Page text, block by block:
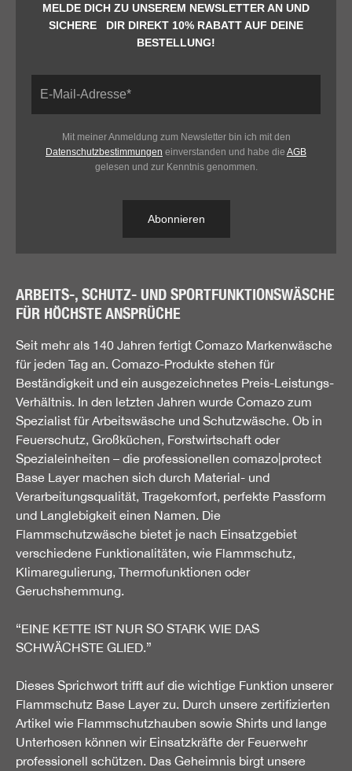
MELDE DICH ZU UNSEREM NEWSLETTER AN UND
SICHERE DIR DIREKT 10% RABATT AUF DEINE
BESTELLUNG!
Mit meiner Anmeldung zum Newsletter bin ich mit den
Datenschutzbestimmungen einverstanden und habe die AGB
gelesen und zur Kenntnis genommen.
Abonnieren
ARBEITS-, SCHUTZ- UND SPORTFUNKTIONSWÄSCHE
FÜR HÖCHSTE ANSPRÜCHE
Seit mehr als 140 Jahren fertigt Comazo Markenwäsche
für jeden Tag an. Comazo-Produkte stehen für
Beständigkeit und ein ausgezeichnetes Preis-Leistungs-
Verhältnis. In den letzten Jahren wurde Comazo zum
Spezialist für Arbeitswäsche und Schutzwäsche. Ob in
Feuerschutz, Großküchen, Forstwirtschaft oder
Spezialeinheiten – die professionellen comazo|protect
Base Layer machen sich durch Material- und
Verarbeitungsqualität, Tragekomfort, perfekte Passform
und Langlebigkeit einen Namen. Die
Flammschutzwäsche bietet je nach Einsatzgebiet
verschiedene Funktionalitäten, wie Flammschutz,
Klimaregulierung, Thermofunktionen oder
Geruchshemmung.
“EINE KETTE IST NUR SO STARK WIE DAS
SCHWÄCHSTE GLIED.”
Dieses Sprichwort trifft auf die wichtige Funktion unserer
Flammschutz Base Layer zu. Durch unsere zertifizierten
Artikel wie Flammschutzhauben sowie Shirts und lange
Unterhosen können wir Einsatzkräfte der Feuerwehr
professionell schützen. Das Geheimnis birgt unsere